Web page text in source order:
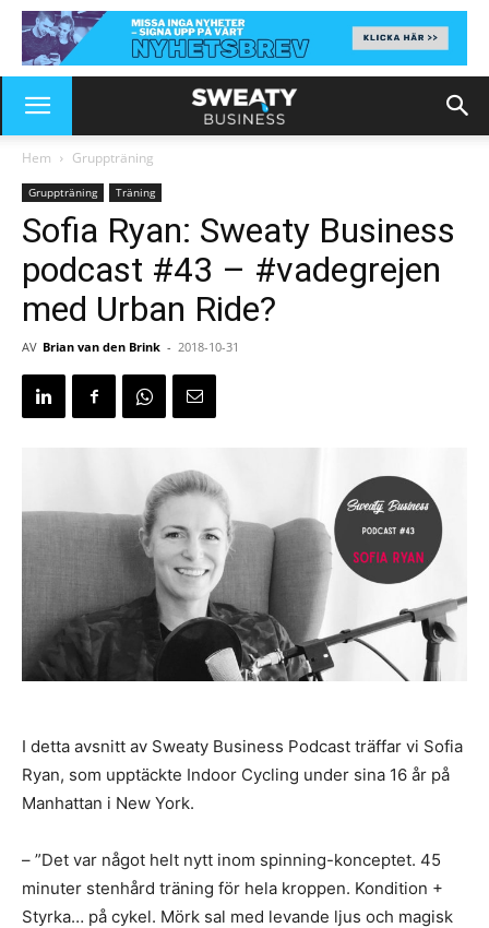
Hem Gruppträning
Gruppträning Träning
Sofia Ryan: Sweaty Business
podcast #43 – #vadegrejen
med Urban Ride?
AV Brian van den Brink - 2018-10-31
I detta avsnitt av Sweaty Business Podcast träffar vi Sofia
Ryan, som upptäckte Indoor Cycling under sina 16 år på
Manhattan i New York.
– ”Det var något helt nytt inom spinning-konceptet. 45
minuter stenhård träning för hela kroppen. Kondition +
Styrka… på cykel. Mörk sal med levande ljus och magisk